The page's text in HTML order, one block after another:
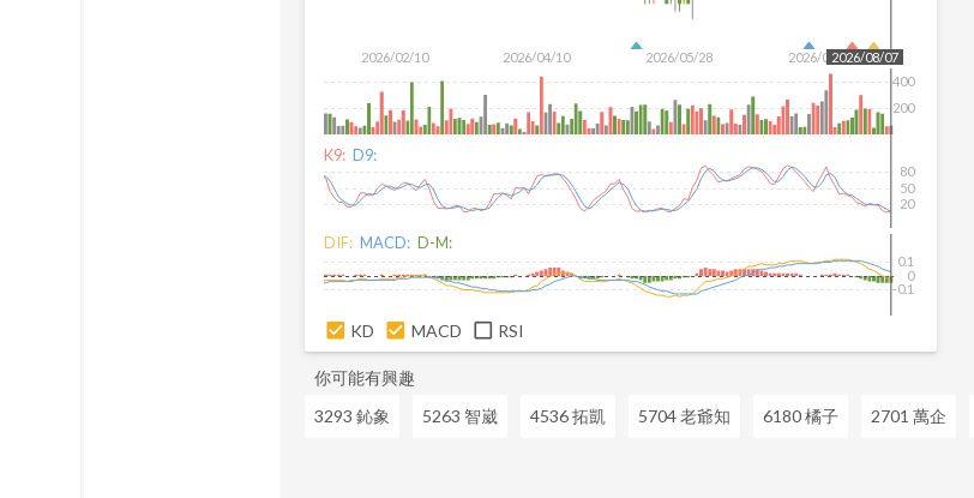
2026/02/10 2026/04/10 2026/05/28 2026/07/162026/08/07
200
400
K9: D9:
20
50
80
DIF: MACD: D-M:
-0.1
0
0.1
KD MACD RSI
你可能有興趣
3293 鈊象
5263 智崴 4536 拓凱 5704 老爺知 6180 橘子 2701 萬企